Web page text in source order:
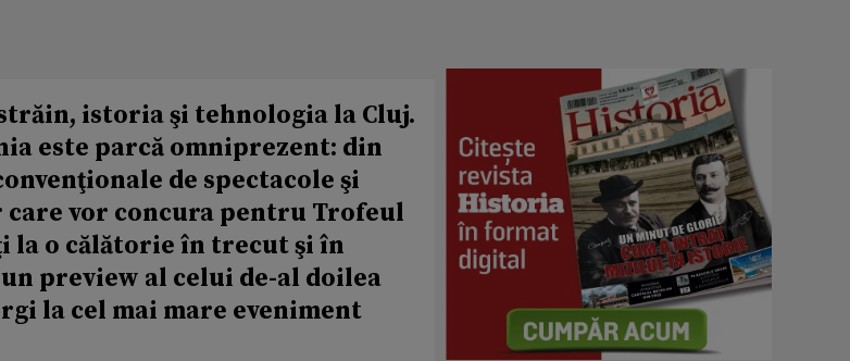
istoria şi tehnologia la Cluj.
este parcă omniprezent: din
de spectacole şi
vor concura pentru Trofeul
la o călătorie în trecut şi în
preview al celui de-al doilea
la cel mai mare eveniment